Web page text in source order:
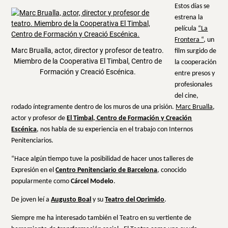
Marc Brualla, actor, director y profesor de teatro.
Miembro de la Cooperativa El Timbal, Centro de
Formación y Creació Escénica.
Estos días se
estrena la
película “La
Frontera “, un
film surgido de
la cooperación
entre presos y
profesionales
del cine,
rodado íntegramente dentro de los muros de una prisión. Marc Brualla,
actor y profesor deEl Timbal, Centro de Formación y Creación
Escénica, nos habla de su experiencia en el trabajo con Internos
Penitenciarios.
“Hace algún tiempo tuve la posibilidad de hacer unos talleres de
Expresión en elCentro Penitenciario de Barcelona, conocido
popularmente comoCárcel Modelo.
De joven leí aAugusto Boal y suTeatro del Oprimido.
Siempre me ha interesado también el Teatro en su vertiente de